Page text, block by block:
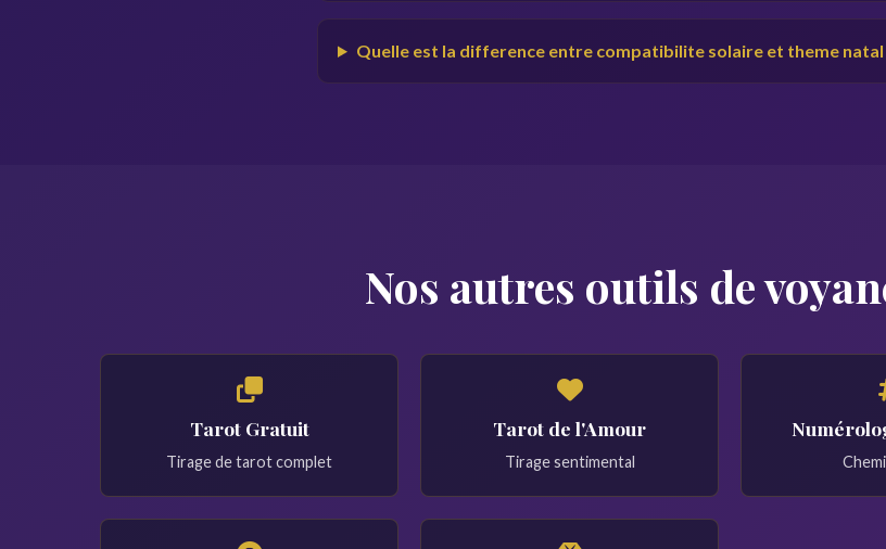
Quelle est la difference entre compatibilite solaire et theme natal
Nos autres outils de
Tarot Gratuit
Tirage de tarot complet
Tarot de l'Amour
Tirage sentimental